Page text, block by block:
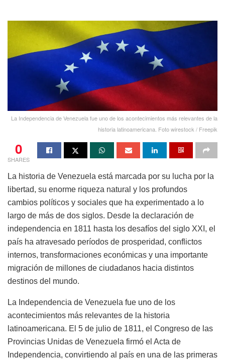
La Independencia de Venezuela fue uno de los acontecimientos más relevantes de la
historia latinoamericana. Foto wirestock / Freepik
0
SHARES
La historia de Venezuela está marcada por su lucha por la
libertad, su enorme riqueza natural y los profundos
cambios políticos y sociales que ha experimentado a lo
largo de más de dos siglos. Desde la declaración de
independencia en 1811 hasta los desafíos del siglo XXI, el
país ha atravesado períodos de prosperidad, conflictos
internos, transformaciones económicas y una importante
migración de millones de ciudadanos hacia distintos
destinos del mundo.
La Independencia de Venezuela fue uno de los
acontecimientos más relevantes de la historia
latinoamericana. El 5 de julio de 1811, el Congreso de las
Provincias Unidas de Venezuela firmó el Acta de
Independencia, convirtiendo al país en una de las primeras